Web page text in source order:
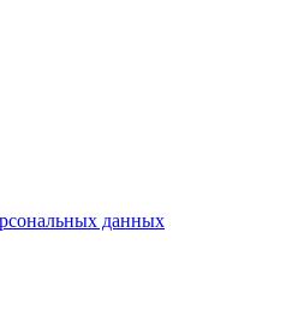
данных